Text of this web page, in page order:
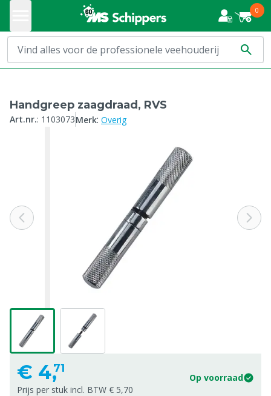
0
Handgreep zaagdraad, RVS
Art.nr.: 1103073Merk: Overig
€ 4,71
Op voorraad
Prijs per stuk incl. BTW € 5,70